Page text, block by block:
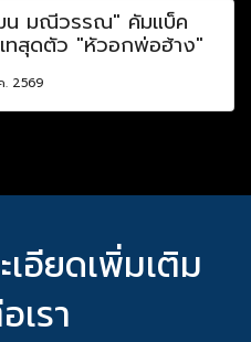
น มณีวรรณ" คัมแบ็ค
ทสุดตัว "หัวอกพ่อฮ้าง"
. 2569
อียดเพิ่มเติม
เรา